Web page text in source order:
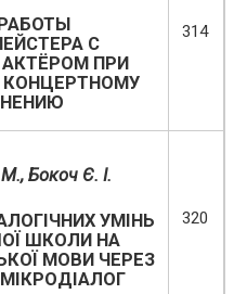
С
ПРИ
КОНЦЕРТНОМУ
314
Бокоч Є. І.
УМІНЬ
ШКОЛИ НА
МОВИ ЧЕРЕЗ
320